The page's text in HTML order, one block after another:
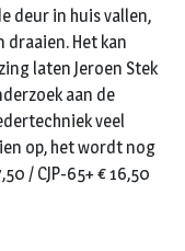
deur in huis vallen,
Het kan
laten Jeroen Stek
aan de
veel
op, het wordt nog
/ CJP-65+ € 16,50